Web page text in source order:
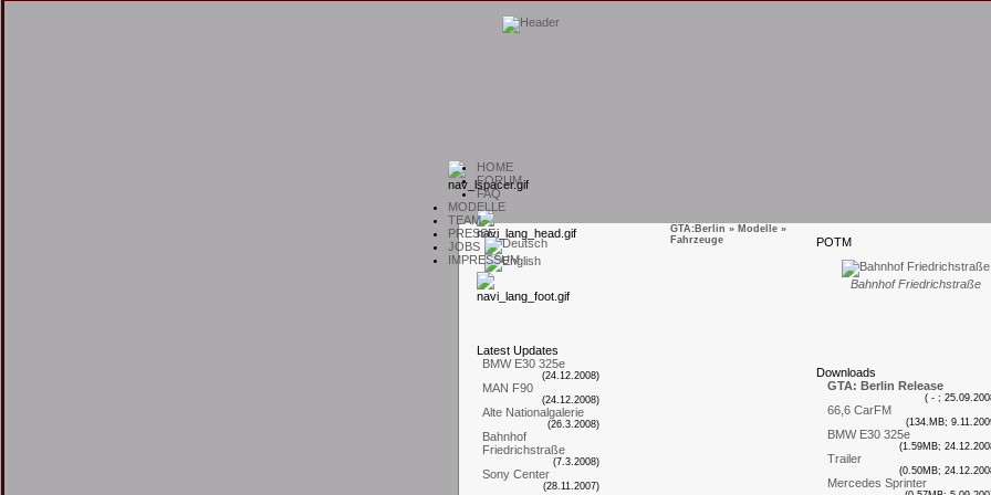
HOME
FORUM
FAQ
MODELLE
TEAM
PRESSE
JOBS
IMPRESSUM
L atest Updates
BMW E30 325e
(24.12.2008)
MAN F90
(24.12.2008)
Alte Nationalgalerie
(26.3.2008)
Bahnhof
Friedrichstraße
(7.3.2008)
Sony Center
(28.11.2007)
POTM
Bahnhof Friedrichstraße
Downloads
GTA: Berlin Release
( - ;
66,6 CarFM
(134.MB;
BMW E30 325e
(1.59MB;
Trailer
(0.50MB;
Mercedes Sprinter
GTA:Berlin » Modelle »
Fahrzeuge